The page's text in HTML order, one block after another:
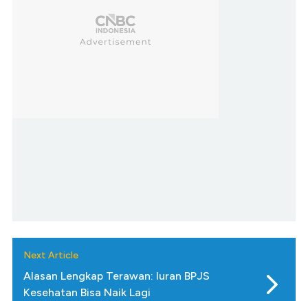
Next Article
Alasan Lengkap Terawan: Iuran BPJS
Kesehatan Bisa Naik Lagi